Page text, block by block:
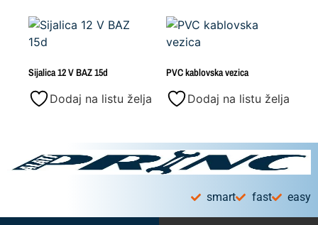
Sijalica 12 V BAZ 15d
Dodaj na listu želja
PVC kablovska vezica
Dodaj na listu želja
smart fast easy